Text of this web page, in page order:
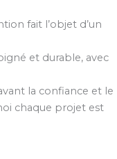
fait l’objet d’un
et durable, avec
la confiance et le
chaque projet est